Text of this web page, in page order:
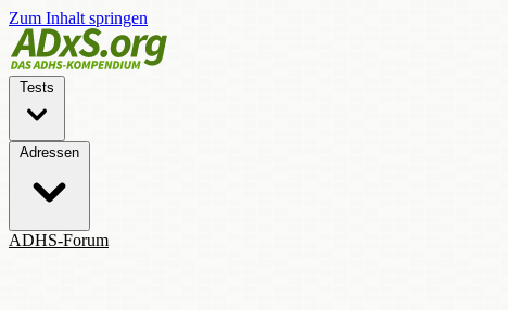
Zum Inhalt springen
Tests
Adressen
ADHS-Forum